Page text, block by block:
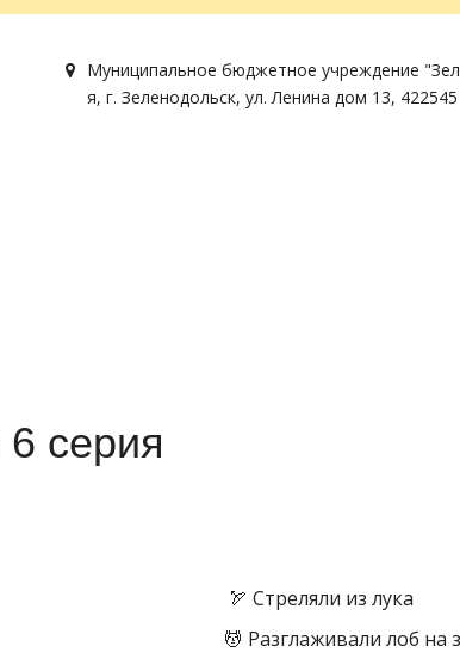
Муниципальное бюджетное учреждение
я, г. Зеленодольск, ул. Ленина дом 13, 422545
серия
🏹 Стреляли из лука
💆 Разглаживали лоб на